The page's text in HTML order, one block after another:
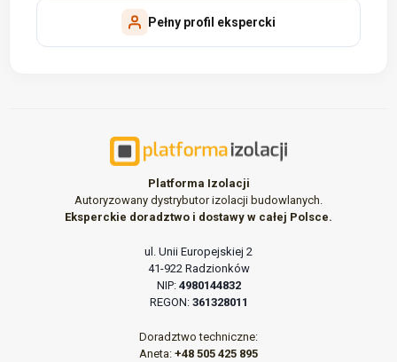
Pełny profil ekspercki
Platforma Izolacji
Autoryzowany dystrybutor izolacji budowlanych.
Eksperckie doradztwo i dostawy w całej Polsce.
ul. Unii Europejskiej 2
41-922 Radzionków
NIP: 4980144832
REGON: 361328011
Doradztwo techniczne:
Aneta: +48 505 425 895